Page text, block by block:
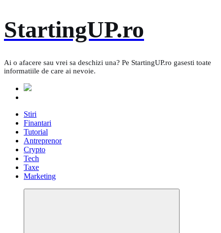
to
content
StartingUP.ro
Ai o afacere sau vrei sa deschizi una? Pe StartingUP.ro gasesti toate
informatiile de care ai nevoie.
Stiri
Finantari
Tutorial
Antreprenor
Crypto
Tech
Taxe
Marketing